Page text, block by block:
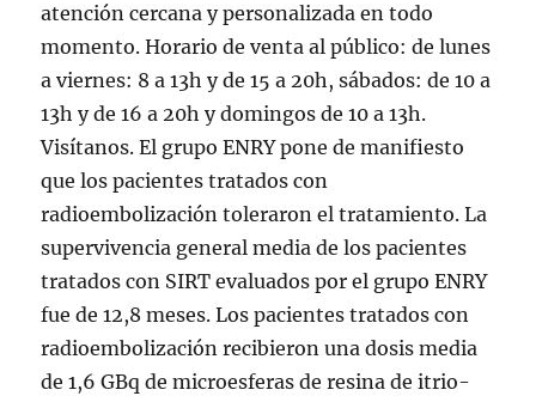
atención cercana y personalizada en todo
momento. Horario de venta al público: de lunes
a viernes: 8 a 13h y de 15 a 20h, sábados: de 10 a
13h y de 16 a 20h y domingos de 10 a 13h.
Visítanos. El grupo ENRY pone de manifiesto
que los pacientes tratados con
radioembolización toleraron el tratamiento. La
supervivencia general media de los pacientes
tratados con SIRT evaluados por el grupo ENRY
fue de 12,8 meses. Los pacientes tratados con
radioembolización recibieron una dosis media
de 1,6 GBq de microesferas de resina de itrio-